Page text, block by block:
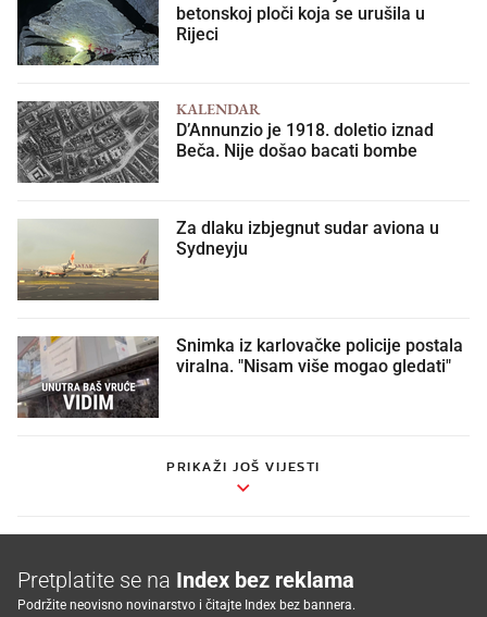
betonskoj ploči koja se urušila u
Rijeci
KALENDAR
D’Annunzio je 1918. doletio iznad
Beča. Nije došao bacati bombe
Za dlaku izbjegnut sudar aviona u
Sydneyju
Snimka iz karlovačke policije postala
viralna. "Nisam više mogao gledati"
PRIKAŽI JOŠ VIJESTI
Pretplatite se na Index bez reklama
Podržite neovisno novinarstvo i čitajte Index bez bannera.